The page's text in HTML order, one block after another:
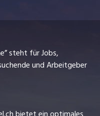
steht für Jobs,
und Arbeitgeber